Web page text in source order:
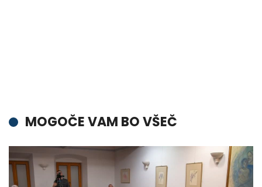
MOGOČE VAM BO VŠEČ